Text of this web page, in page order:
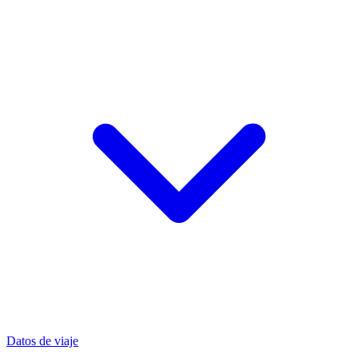
Datos de viaje